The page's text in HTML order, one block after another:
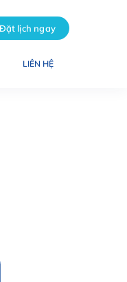
Đặt lịch ngay
LIÊN HỆ